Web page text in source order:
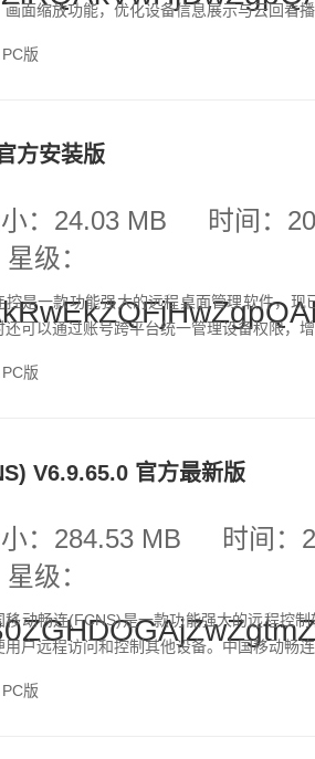
画面缩放功能，优化设备信息展示与云回看
PC版
方安装版
：24.03 MB
时间：
星级：
控是一款功能强大的远程桌面管理软件，
还可以通过账号跨平台统一管理设备权限，
PC版
V6.9.65.0 官方最新版
：284.53 MB
时间：
星级：
移动畅连(FCNS)是一款功能强大的远程控
用户远程访问和控制其他设备。中国移动畅
PC版